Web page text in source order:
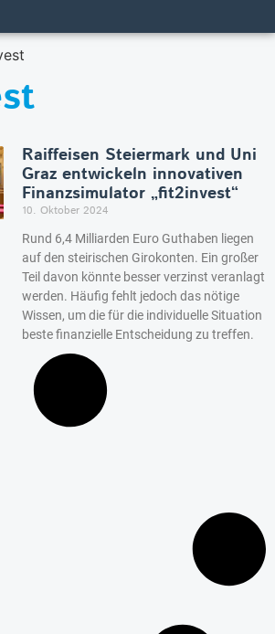
Raiffeisen Steiermark und Uni
Graz entwickeln innovativen
Finanzsimulator „fit2invest“
10. Oktober 2024
Rund 6,4 Milliarden Euro Guthaben liegen
auf den steirischen Girokonten. Ein großer
Teil davon könnte besser verzinst veranlagt
werden. Häufig fehlt jedoch das nötige
Wissen, um die für die individuelle Situation
beste finanzielle Entscheidung zu treffen.